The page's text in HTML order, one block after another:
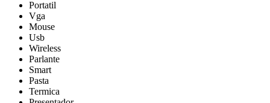
Portatil
Vga
Mouse
Usb
Wireless
Parlante
Smart
Pasta
Termica